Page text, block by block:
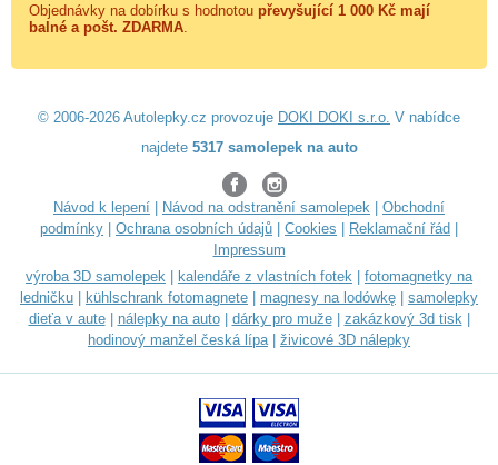
Objednávky na dobírku s hodnotou převyšující 1 000 Kč mají
balné a pošt. ZDARMA
© 2006-2026 Autolepky.cz provozuje DOKI DOKI s.r.o. V nabídce
najdete 5317 samolepek na auto
Návod k lepení Návod na odstranění samolepek
Obchodní
podmínky
Ochrana osobních údajů Cookies Reklamační řád
Impressum
výroba 3D samolepek
kalendáře z vlastních fotek
fotomagnetky na
ledničku
kühlschrank fotomagnete magnesy na lodówkę
samolepky
dieťa v aute| nálepky na auto| dárky pro muže| zakázkový 3d tisk|
hodinový manžel česká lípa| živicové 3D nálepky